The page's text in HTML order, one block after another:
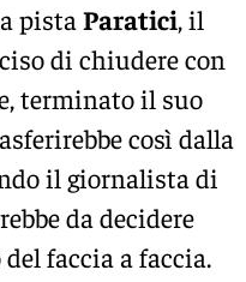
pista Paratici, il
di chiudere con
terminato il suo
così dalla
il giornalista di
da decidere
faccia a faccia.